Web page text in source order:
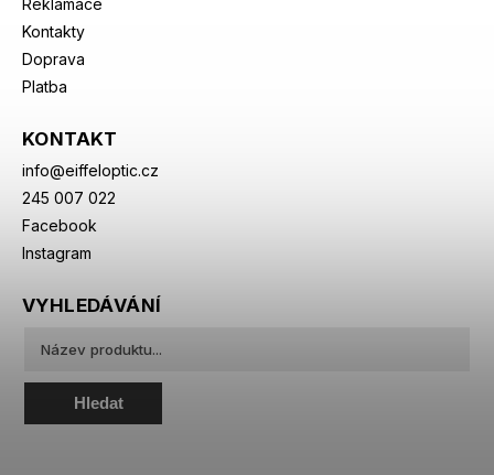
Reklamace
Kontakty
Doprava
Platba
KONTAKT
info@eiffeloptic.cz
245 007 022
Facebook
Instagram
VYHLEDÁVÁNÍ
Hledat